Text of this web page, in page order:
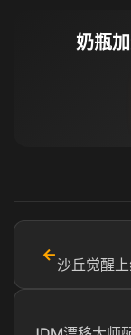
奶瓶
←
沙丘觉醒